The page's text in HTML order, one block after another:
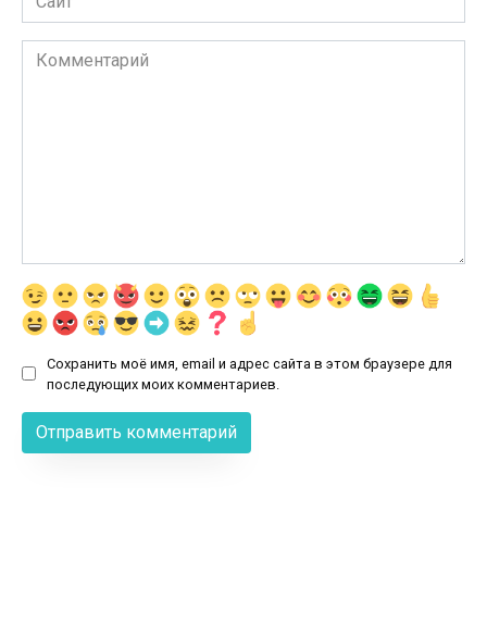
Комментарий
Сохранить моё имя, email и адрес сайта в этом браузере для
последующих моих комментариев.